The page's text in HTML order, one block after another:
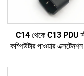
C14 থেকে C13 PDU
কম্পিউটার পাওয়ার
এক্সটেনশন কর্ড 10A